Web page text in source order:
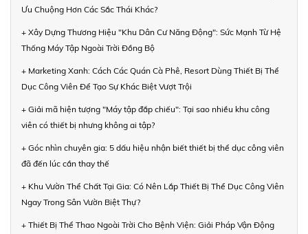
Ưu Chuộng Hơn Các Sắc Thái Khác?
+ Xây Dựng Thương Hiệu "Khu Dân Cư Năng Động": Sức Mạnh Từ Hệ
Thống Máy Tập Ngoài Trời Đồng Bộ
+ Marketing Xanh: Cách Các Quán Cà Phê, Resort Dùng Thiết Bị Thể
Dục Công Viên Để Tạo Sự Khác Biệt Vượt Trội
+ Giải mã hiện tượng "Máy tập đắp chiếu": Tại sao nhiều khu công
viên có thiết bị nhưng không ai tập?
+ Góc nhìn chuyên gia: 5 dấu hiệu nhận biết thiết bị thể dục công viên
đã đến lúc cần thay thế
+ Khu Vườn Thể Chất Tại Gia: Có Nên Lắp Thiết Bị Thể Dục Công Viên
Ngay Trong Sân Vườn Biệt Thự?
+ Thiết Bị Thể Thao Ngoài Trời Cho Bệnh Viện: Giải Pháp Vận Động